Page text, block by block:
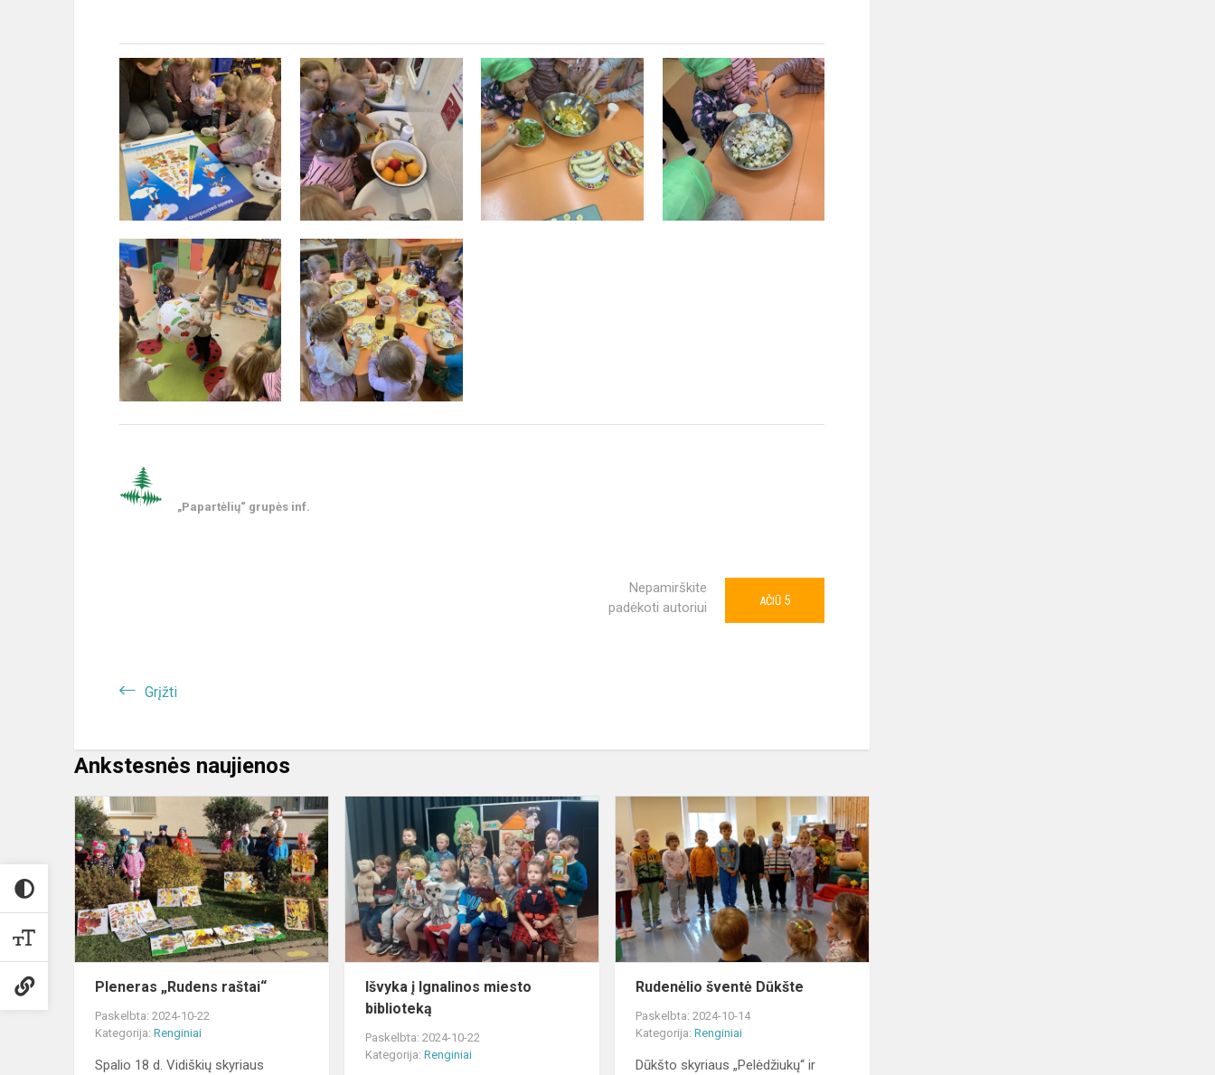
„Papartėlių“ grupės inf.
Nepamirškite
padėkoti autoriui
AČIŪ 5
Grįžti
Ankstesnės naujienos
Pleneras
„Rudens
raštai“
Pleneras „Rudens raštai“
Paskelbta: 2024-10-22
Kategorija: Renginiai
Spalio 18 d. Vidiškių skyriaus
Išvyka
Ignalinos
miesto
biblioteką
Išvyka į Ignalinos miesto
biblioteką
Paskelbta: 2024-10-22
Kategorija:Renginiai
Rudenėlio
šventė
Rudenėlio šventė Dūkšte
Paskelbta: 2024-10-14
Kategorija:Renginiai
Dūkšto skyriaus „Pelėdžiukų“ ir